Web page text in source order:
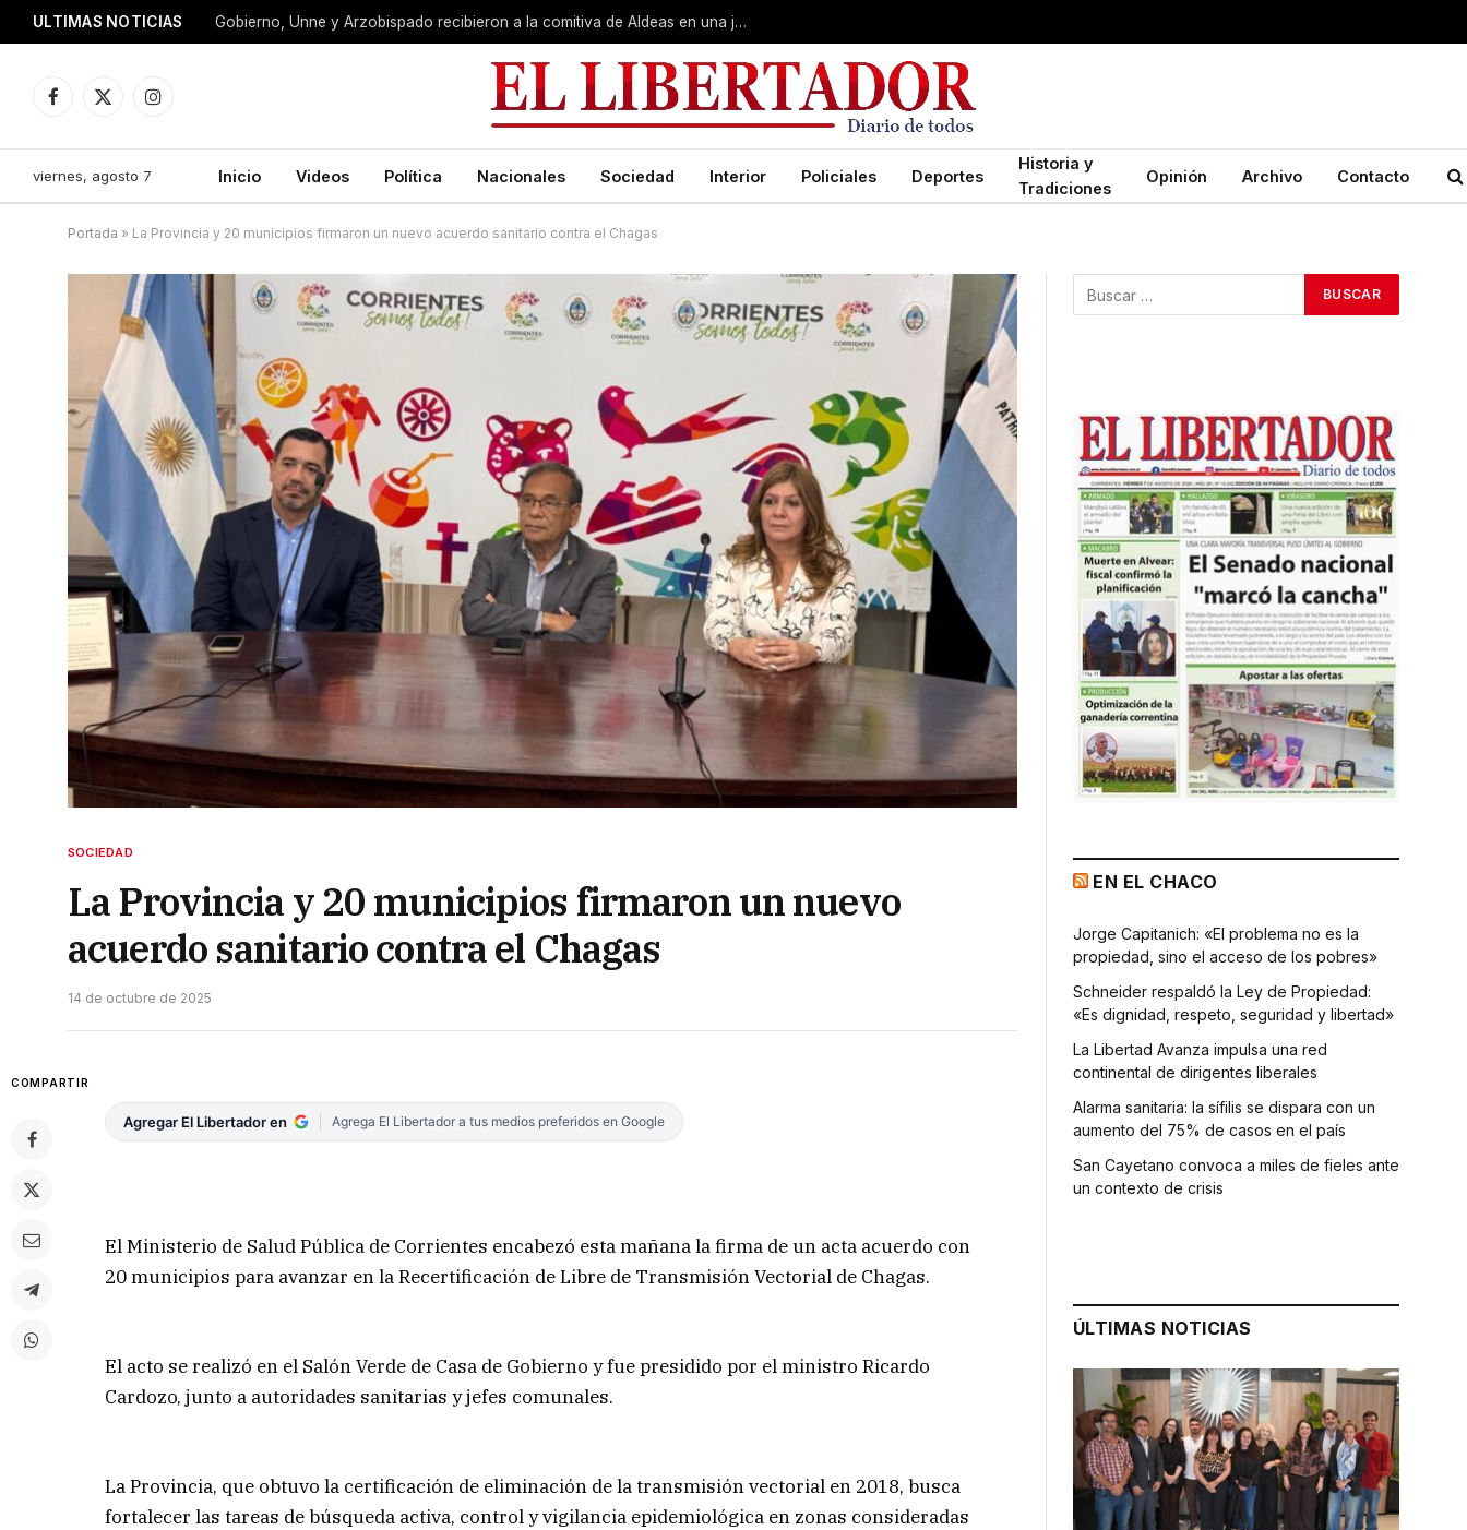
ULTIMAS NOTICIAS Gobierno, Unne y Arzobispado recibieron a la comitiva de Aldeas en una jornada de reuniones estratégicas
Facebook
X
Instagram
viernes, agosto 7 Inicio Videos Política Nacionales Sociedad Interior Policiales Deportes
Historia y
Tradiciones
Opinión Archivo Contacto
Portada » La Provincia y 20 municipios firmaron un nuevo acuerdo sanitario contra el Chagas
SOCIEDAD
La Provincia y 20 municipios firmaron un nuevo
acuerdo sanitario contra el Chagas
14 de octubre de 2025
COMPARTIR
Agregar El Libertador en Agrega El Libertador a tus medios preferidos en Google
El Ministerio de Salud Pública de Corrientes encabezó esta mañana la firma de un acta acuerdo con
20 municipios para avanzar en la Recertificación de Libre de Transmisión Vectorial de Chagas.
El acto se realizó en el Salón Verde de Casa de Gobierno y fue presidido por el ministro Ricardo
Cardozo, junto a autoridades sanitarias y jefes comunales.
La Provincia, que obtuvo la certificación de eliminación de la transmisión vectorial en 2018, busca
fortalecer las tareas de búsqueda activa, control y vigilancia epidemiológica en zonas consideradas
EN EL CHACO
Jorge Capitanich: «El problema no es la
propiedad, sino el acceso de los pobres»
Schneider respaldó la Ley de Propiedad:
«Es dignidad, respeto, seguridad y libertad»
La Libertad Avanza impulsa una red
continental de dirigentes liberales
Alarma sanitaria: la sífilis se dispara con un
aumento del 75% de casos en el país
San Cayetano convoca a miles de fieles ante
un contexto de crisis
ÚLTIMAS NOTICIAS